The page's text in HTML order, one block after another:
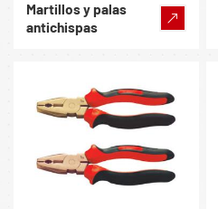
Martillos y palas
antichispas